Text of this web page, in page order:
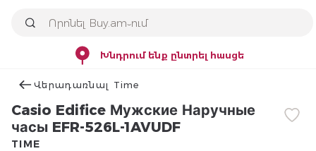
Խնդրում ենք ընտրել հասցե
Վերադառնալ Time
Casio Edifice Мужские Наручные
часы EFR-526L-1AVUDF
TIME